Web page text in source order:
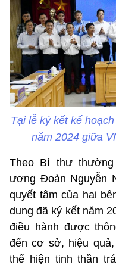
Tại lễ ký kết kế
năm 2024 giữa
Theo Bí thư
ương Đoàn Nguyễn
quyết tâm của hai
dung đã ký kết năm
điều hành được
đến cơ sở, hiệu
thể hiện tinh thần